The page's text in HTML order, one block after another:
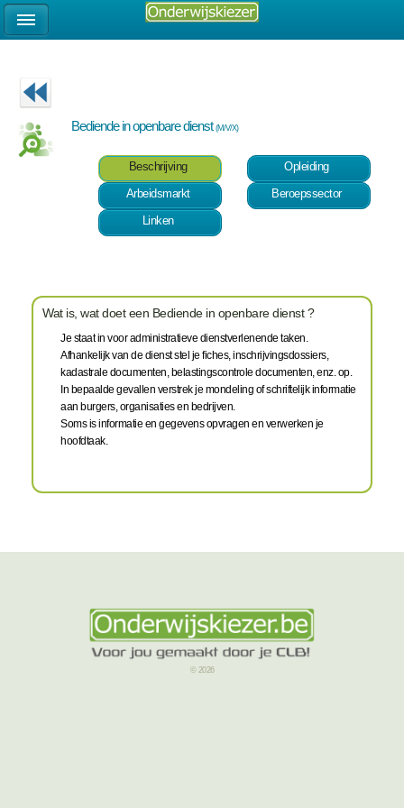
Bediende in openbare dienst(M/V/X)
Beschrijving
Opleiding
Arbeidsmarkt
Beroepssector
Linken
Wat is, wat doet een Bediende in openbare dienst ?
Je staat in voor administratieve dienstverlenende taken.
Afhankelijk van de dienst stel je fiches, inschrijvingsdossiers,
kadastrale documenten, belastingscontrole documenten, enz. op.
In bepaalde gevallen verstrek je mondeling of schriftelijk informatie
aan burgers, organisaties en bedrijven.
Soms is informatie en gegevens opvragen en verwerken je
hoofdtaak.
© 2026